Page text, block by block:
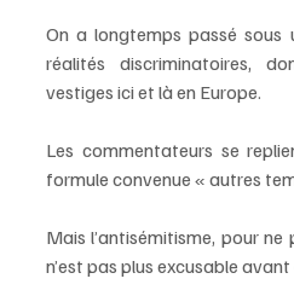
On a longtemps passé sous
réalités discriminatoires,
vestiges ici et là en Europe.
Les commentateurs se
formule convenue « autres
Mais l’antisémitisme, pour
n’est pas plus excusable avant